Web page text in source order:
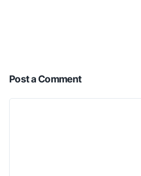
Post a Comment